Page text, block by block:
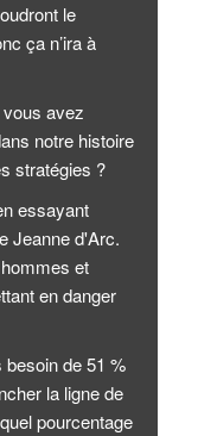
le
ça n’ira à
vous avez
notre histoire
stratégies ?
essayant
Jeanne d'Arc.
et
en danger
besoin de 51 %
la ligne de
pourcentage